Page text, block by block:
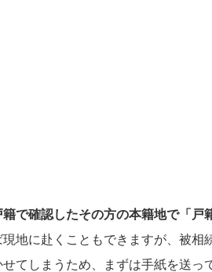
籍で確認したその方の本籍地で「戸
地に赴くこともできますが、被相
てしまうため、まずは手紙を送っ